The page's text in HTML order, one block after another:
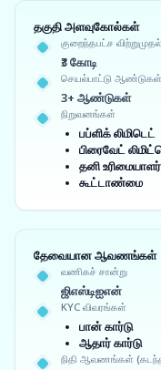
தகுதி அளவுகோல்கள்
குறைந்தபட்ச விற்றுமுதல்
₹3 கோடி
செயல்பாட்டு ஆண்டுகள்
3+ ஆண்டுகள்
நிறுவனங்கள்
பப்ளிக் லிமிடெட்
பிரைவேட்
தனி உரிமையாளர்
கூட்டாண்மை
தேவையான ஆவணங்கள்
வணிகச் சான்று
ஜிஎஸ்டிஐஎன்
KYC விவரங்கள்
பான் கார்டு
ஆதார் கார்டு
நிதி ஆவணங்கள்